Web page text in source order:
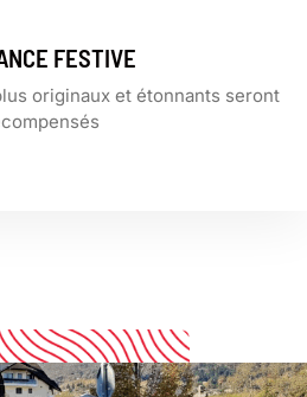
FESTIVE
originaux et étonnants seront